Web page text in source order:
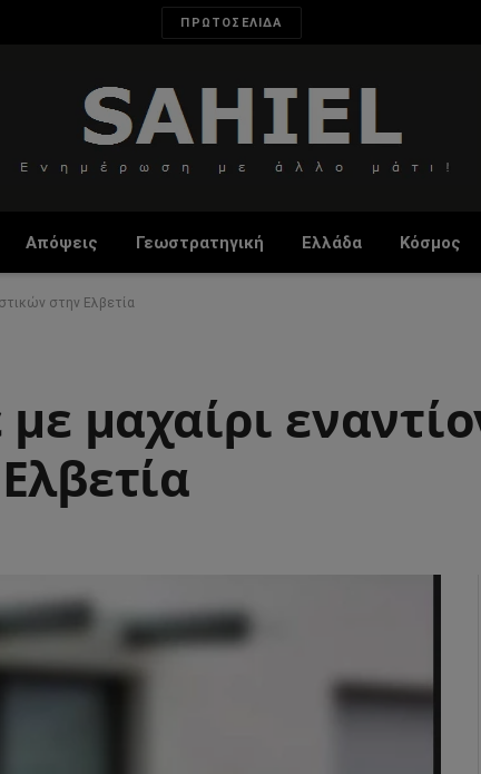
ΠΡΩΤΟΣΕΛΙΔΑ
Απόψεις Γεωστρατηγική Ελλάδα Κόσμος
στην Ελβετία
μαχαίρι